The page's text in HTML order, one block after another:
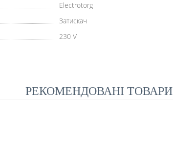
Electrotorg
Затискач
230 V
РЕКОМЕНДОВАНІ ТОВАРИ